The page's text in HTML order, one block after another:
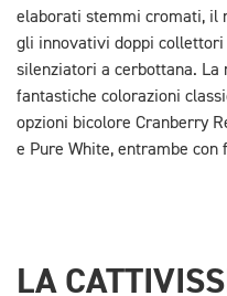
elaborati stemmi cromati, il
gli innovativi doppi
silenziatori a cerbottana.
fantastiche colorazioni
opzioni bicolore Cranberry
e Pure White, entrambe
LA